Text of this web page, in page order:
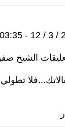
الشيخ
تطولي